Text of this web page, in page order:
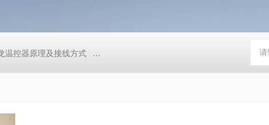
温控器原理及接线方式 日本SMC真空压力开关的中文资料ZK2-ZSEA-A